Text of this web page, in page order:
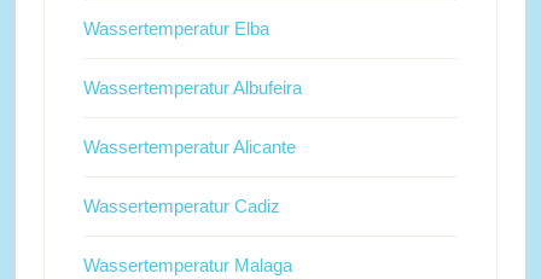
Wassertemperatur Elba
Wassertemperatur Albufeira
Wassertemperatur Alicante
Wassertemperatur Cadiz
Wassertemperatur Malaga